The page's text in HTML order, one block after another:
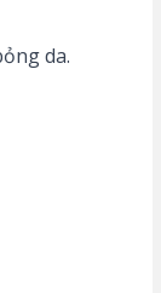
da.